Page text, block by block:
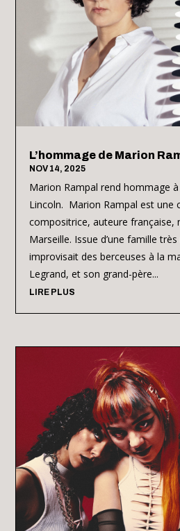
L’hommage de Marion
NOV 14, 2025
Marion Rampal rend hommage
Lincoln. Marion Rampal est une
compositrice, auteure française,
Marseille. Issue d’une famille
improvisait des berceuses à la
Legrand, et son grand-père...
LIRE PLUS